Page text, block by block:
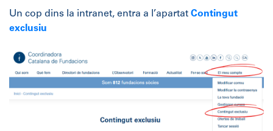
Un cop dins la intranet, entra a l’apartat Contingut
exclusiu